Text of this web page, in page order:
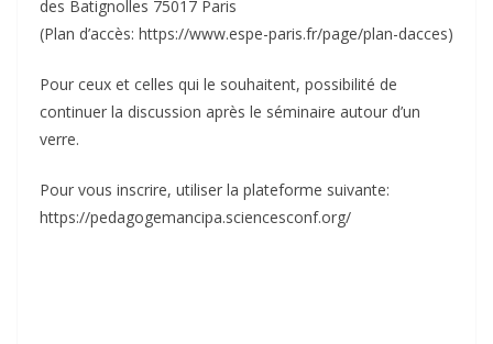
des Batignolles 75017 Paris
(Plan d’accès: https://www.espe-paris.fr/page/plan-dacces)
Pour ceux et celles qui le souhaitent, possibilité de
continuer la discussion après le séminaire autour d’un
verre.
Pour vous inscrire, utiliser la plateforme suivante:
https://pedagogemancipa.sciencesconf.org/